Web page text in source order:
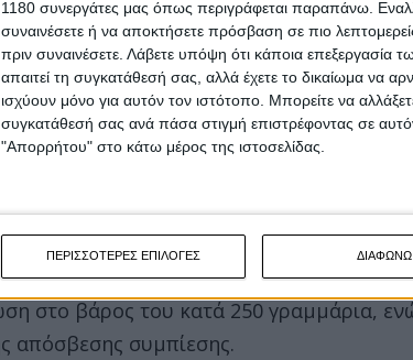
1180 συνεργάτες μας όπως περιγράφεται παραπάνω.
συναινέσετε ή να αποκτήσετε πρόσβαση σε πιο
πριν συναινέσετε. Λάβετε υπόψη ότι κάποια επεξεργασία
απαιτεί τη συγκατάθεσή σας, αλλά έχετε το δικαίωμα να
ισχύουν μόνο για αυτόν τον ιστότοπο. Μπορείτε να
συγκατάθεσή σας ανά πάσα στιγμή επιστρέφοντας σε
"Απορρήτου" στο κάτω μέρος της ιστοσελίδας.
ΠΕΡΙΣΣΟΤΕΡΕΣ ΕΠΙΛΟΓΕΣ ΔΙΑΦΩΝΩ
όλης της γκάμας, με πιρούνι SHC
στο βάρος του κατά 250 γραμμάρια,
απόσβεσης συμπίεσης.